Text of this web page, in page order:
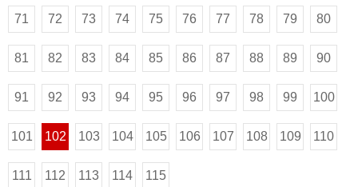
71 72 73 74 75 76 77 78 79 80
81 82 83 84 85 86 87 88 89 90
91 92 93 94 95 96 97 98 99 100
101 102 103 104 105 106 107 108 109 110
111 112 113 114 115